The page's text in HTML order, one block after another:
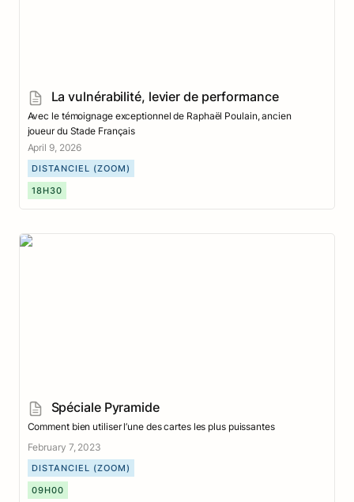
La vulnérabilité, levier de performance
Avec le témoignage exceptionnel de Raphaël Poulain, ancien
joueur du Stade Français
April 9, 2026
DISTANCIEL (ZOOM)
18H30
Spéciale Pyramide
Spéciale Pyramide
Comment bien utiliser l’une des cartes les plus puissantes
February 7, 2023
DISTANCIEL (ZOOM)
09H00